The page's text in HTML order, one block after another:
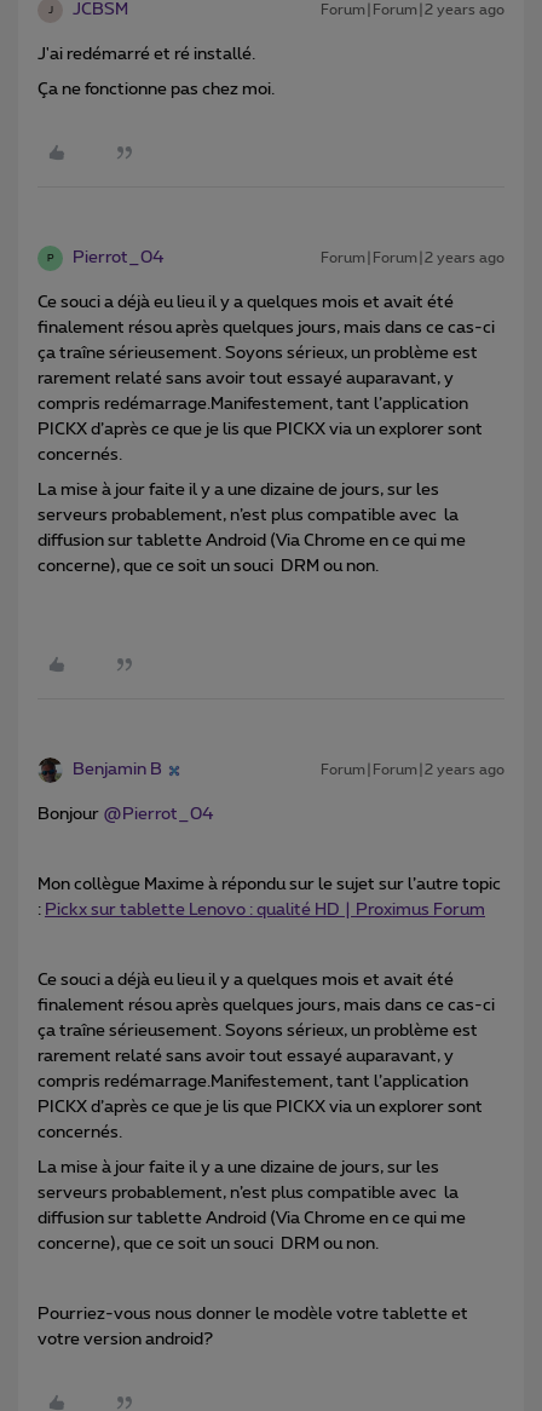
J JCBSM Forum|Forum|2 years ago
J'ai redémarré et ré installé.
Ça ne fonctionne pas chez moi.
P Pierrot_04 Forum|Forum|2 years ago
Ce souci a déjà eu lieu il y a quelques mois et avait été
finalement résou après quelques jours, mais dans ce cas-ci
ça traîne sérieusement. Soyons sérieux, un problème est
rarement relaté sans avoir tout essayé auparavant, y
compris redémarrage.Manifestement, tant l’application
PICKX d’après ce que je lis que PICKX via un explorer sont
concernés.
La mise à jour faite il y a une dizaine de jours, sur les
serveurs probablement, n’est plus compatible avec la
diffusion sur tablette Android (Via Chrome en ce qui me
concerne), que ce soit un souci DRM ou non.
Benjamin B Forum|Forum|2 years ago
Bonjour @Pierrot_04
Mon collègue Maxime à répondu sur le sujet sur l’autre topic
: Pickx sur tablette Lenovo : qualité HD | Proximus Forum
Ce souci a déjà eu lieu il y a quelques mois et avait été
finalement résou après quelques jours, mais dans ce cas-ci
ça traîne sérieusement. Soyons sérieux, un problème est
rarement relaté sans avoir tout essayé auparavant, y
compris redémarrage.Manifestement, tant l’application
PICKX d’après ce que je lis que PICKX via un explorer sont
concernés.
La mise à jour faite il y a une dizaine de jours, sur les
serveurs probablement, n’est plus compatible avec la
diffusion sur tablette Android (Via Chrome en ce qui me
concerne), que ce soit un souci DRM ou non.
Pourriez-vous nous donner le modèle votre tablette et
votre version android?